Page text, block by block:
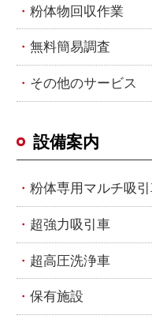
粉体物回収作業
無料簡易調査
その他のサービス
設備案内
粉体専用マルチ吸
超強力吸引車
超高圧洗浄車
保有施設